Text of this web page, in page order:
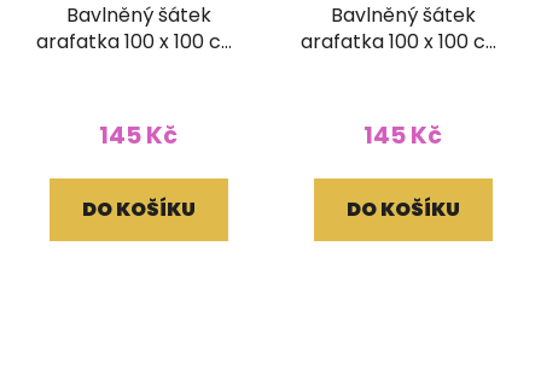
Bavlněný šátek
arafatka 100 x 100 cm
145 Kč
DO KOŠÍKU
Bavlněný šátek
arafatka 100 x 100 cm
145 Kč
DO KOŠÍKU